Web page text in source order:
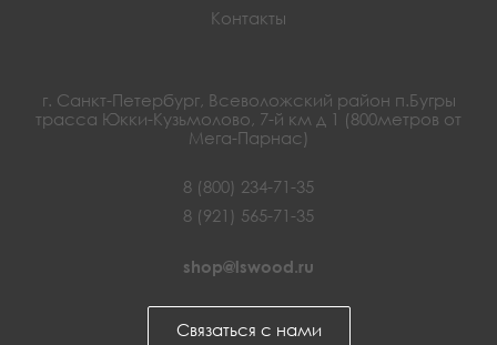
Контакты
г. Санкт-Петербург, Всеволожский район п.Бугры
трасса Юкки-Кузьмолово, 7-й км д 1 (800метров от
Мега-Парнас)
8 (800) 234-71-35
8 (921) 565-71-35
shop@lswood.ru
Связаться с нами